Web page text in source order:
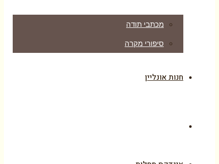
מכתבי תודה
סיפורי מקרה
חנות אונליין